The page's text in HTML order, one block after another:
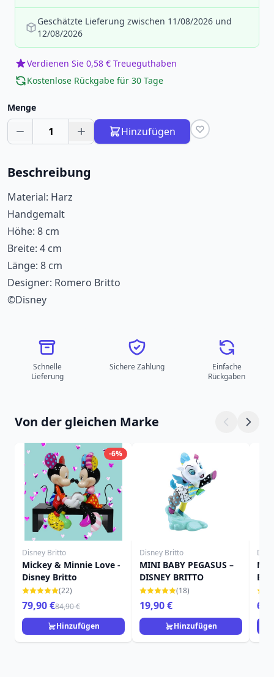
Geschätzte Lieferung zwischen 11/08/2026 und
12/08/2026
Verdienen Sie 0,58 € Treueguthaben
Kostenlose Rückgabe für 30 Tage
Menge
1 Hinzufügen
Beschreibung
Material: Harz
Handgemalt
Höhe: 8 cm
Breite: 4 cm
Länge: 8 cm
Designer: Romero Britto
©Disney
Schnelle
Lieferung
Sichere Zahlung
Einfache
Rückgaben
Von der gleichen Marke
-6%
Disney Britto
Mickey & Minnie Love -
Disney Britto
(22)
79,90 €84,90 €
Hinzufügen
Disney Britto
MINI BABY PEGASUS –
DISNEY BRITTO
(18)
19,90 €
Hinzufügen